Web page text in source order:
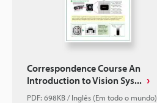
Correspondence Course An
Introduction to Vision Sys...
PDF: 698KB / Inglês (Em todo o mundo)